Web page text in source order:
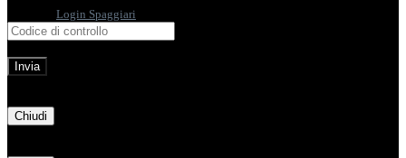
Login Spaggiari
Chiudi